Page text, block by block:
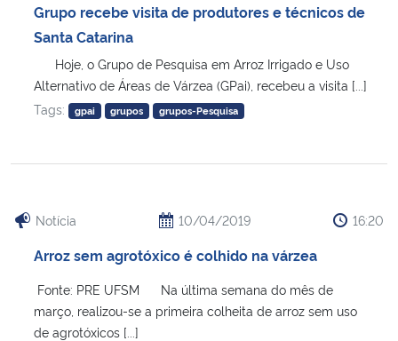
Grupo recebe visita de produtores e técnicos de
Santa Catarina
Hoje, o Grupo de Pesquisa em Arroz Irrigado e Uso
Alternativo de Áreas de Várzea (GPai), recebeu a visita [...]
Tags:
gpai grupos grupos-Pesquisa
Notícia 10/04/2019 16:20
Arroz sem agrotóxico é colhido na várzea
Fonte: PRE UFSM Na última semana do mês de
março, realizou-se a primeira colheita de arroz sem uso
de agrotóxicos [...]